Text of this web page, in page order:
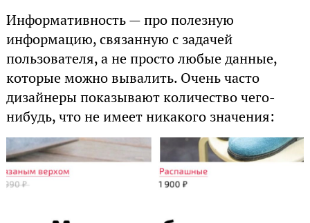
Информативность — про полезную
информацию, связанную с задачей
пользователя, а не просто любые данные,
которые можно вывалить. Очень часто
дизайнеры показывают количество чего-
нибудь, что не имеет никакого значения: